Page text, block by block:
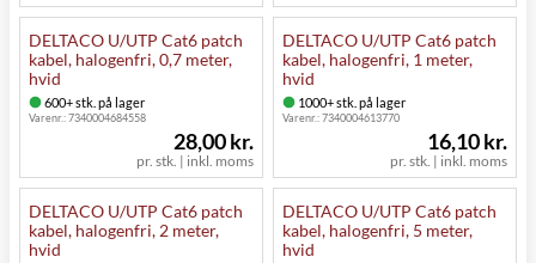
DELTACO U/UTP Cat6 patch
kabel, halogenfri, 0,7 meter,
hvid
600+ stk. på lager
Varenr.:7340004684558
pr. stk. | inkl. moms
28,00 kr.
DELTACO U/UTP Cat6 patch
kabel, halogenfri, 1 meter,
hvid
1000+ stk. på lager
Varenr.:7340004613770
pr. stk. | inkl. moms
16,10 kr.
DELTACO U/UTP Cat6 patch
kabel, halogenfri, 2 meter,
hvid
DELTACO U/UTP Cat6 patch
kabel, halogenfri, 5 meter,
hvid